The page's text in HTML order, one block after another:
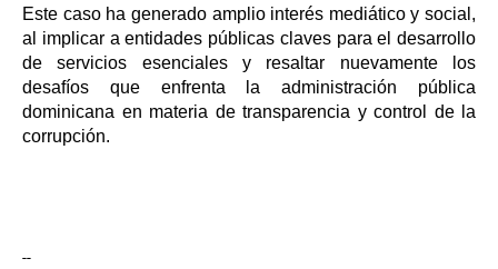
Este caso ha generado amplio interés mediático y social,
al implicar a entidades públicas claves para el desarrollo
de servicios esenciales y resaltar nuevamente los
desafíos que enfrenta la administración pública
dominicana en materia de transparencia y control de la
corrupción.
--